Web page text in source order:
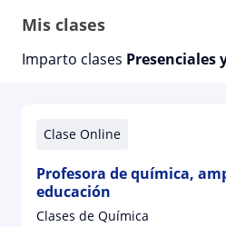
Mis clases
Imparto clases Presenciales
Clase Online
Profesora de química,
educación
Clases de Química